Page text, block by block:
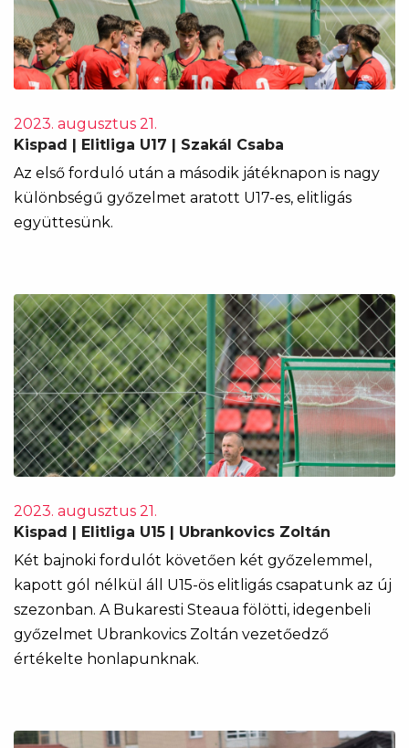
2023. augusztus 21.
Kispad | Elitliga U17 | Szakál Csaba
Az első forduló után a második játéknapon is nagy
különbségű győzelmet aratott U17-es, elitligás
együttesünk.
2023. augusztus 21.
Kispad | Elitliga U15 | Ubrankovics Zoltán
Két bajnoki fordulót követően két győzelemmel,
kapott gól nélkül áll U15-ös elitligás csapatunk az új
szezonban. A Bukaresti Steaua fölötti, idegenbeli
győzelmet Ubrankovics Zoltán vezetőedző
értékelte honlapunknak.